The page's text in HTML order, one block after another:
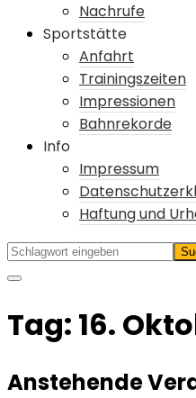
Nachrufe
Sportstätte
Anfahrt
Trainingszeiten
Impressionen
Bahnrekorde
Info
Impressum
Haftung und
Tag: 16.
Anstehende